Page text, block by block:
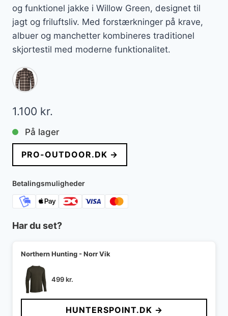
og funktionel jakke i Willow Green, designet til
jagt og friluftsliv. Med forstærkninger på krave,
albuer og manchetter kombineres traditionel
skjortestil med moderne funktionalitet.
1.100 kr.
På lager
PRO-OUTDOOR.DK →
Betalingsmuligheder
Har du set?
Northern Hunting - Norr Vik
499kr.
HUNTERSPOINT.DK →